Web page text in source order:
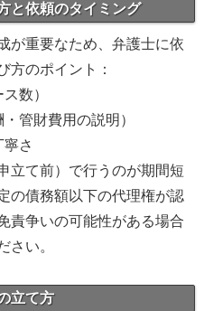
と依頼のタイミング
が重要なため、弁護士に依
方のポイント：
数）
管財費用の説明）
さ
立て前）で行うのが期間短
の債務額以下の代理権が認
責争いの可能性がある場合
さい。
立て方